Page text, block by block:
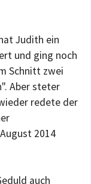
Judith ein
und ging noch
Schnitt zwei
Aber steter
redete der
2014
auch